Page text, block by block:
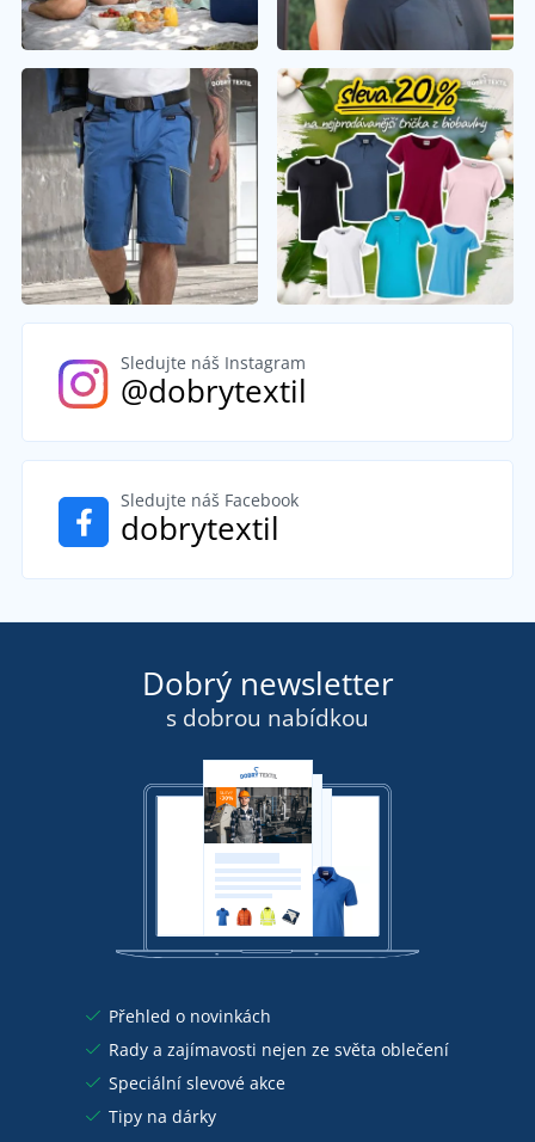
Sledujte náš Instagram
@dobrytextil
Sledujte náš Facebook
dobrytextil
Dobrý newsletter
s dobrou nabídkou
Přehled o novinkách
Rady a zajímavosti nejen ze světa oblečení
Speciální slevové akce
Tipy na dárky